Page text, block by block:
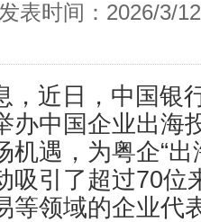
表时间：2026/3/
，近日，中国银
办中国企业出海
机遇，为粤企“出
吸引了超过70位
等领域的企业代